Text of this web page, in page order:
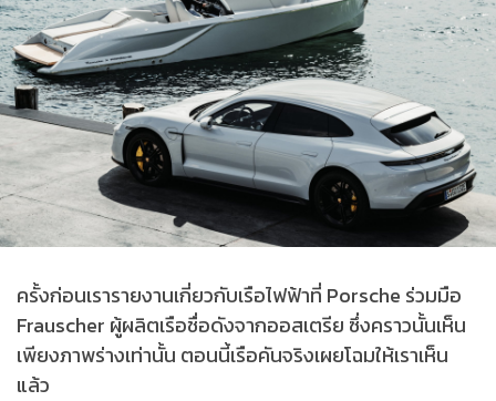
ครั้งก่อนเรารายงานเกี่ยวกับเรือไฟฟ้าที่ Porsche ร่วมมือ
Frauscher ผู้ผลิตเรือชื่อดังจากออสเตรีย ซึ่งคราวนั้นเห็น
เพียงภาพร่างเท่านั้น ตอนนี้เรือคันจริงเผยโฉมให้เราเห็น
แล้ว